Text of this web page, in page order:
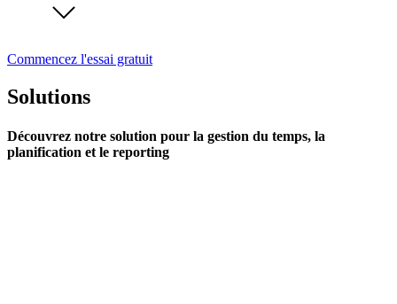
Commencez l'essai gratuit
Solutions
Découvrez notre solution pour la gestion du temps, la
planification et le reporting